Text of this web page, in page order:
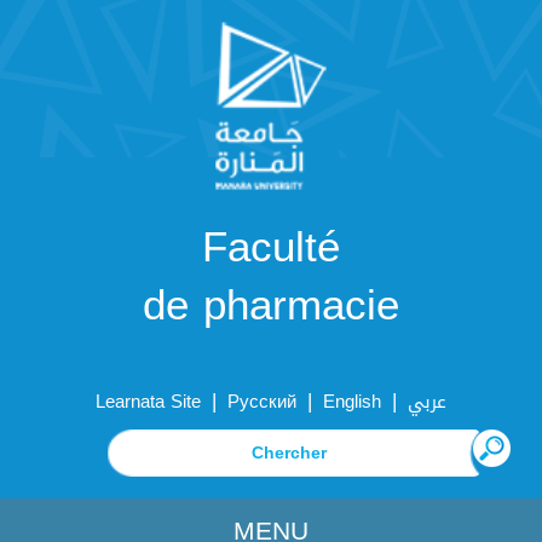
Faculté
de pharmacie
Learnata Site | Русский | English | عربي
MENU